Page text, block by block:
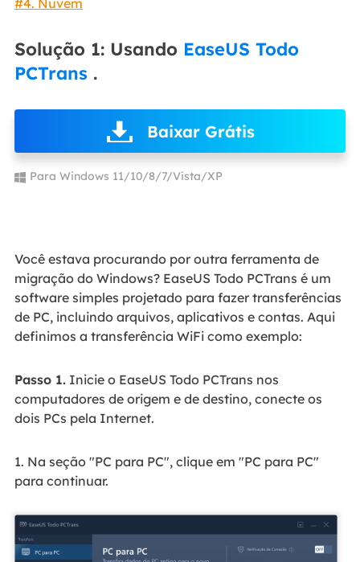
#4. Nuvem
Solução 1: Usando EaseUS Todo
PCTrans .
Baixar Grátis
Para Windows 11/10/8/7/Vista/XP
Você estava procurando por outra ferramenta de
migração do Windows? EaseUS Todo PCTrans é um
software simples projetado para fazer transferências
de PC, incluindo arquivos, aplicativos e contas. Aqui
definimos a transferência WiFi como exemplo:
Passo 1.Inicie o EaseUS Todo PCTrans nos
computadores de origem e de destino, conecte os
dois PCs pela Internet.
1. Na seção "PC para PC", clique em "PC para PC"
para continuar.